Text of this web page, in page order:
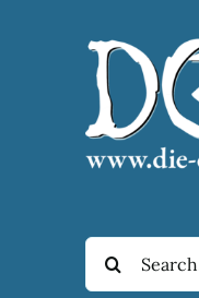
nach: